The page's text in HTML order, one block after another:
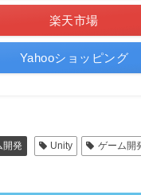
楽天市場
Yahooショッピング
開発 Unity ゲーム開